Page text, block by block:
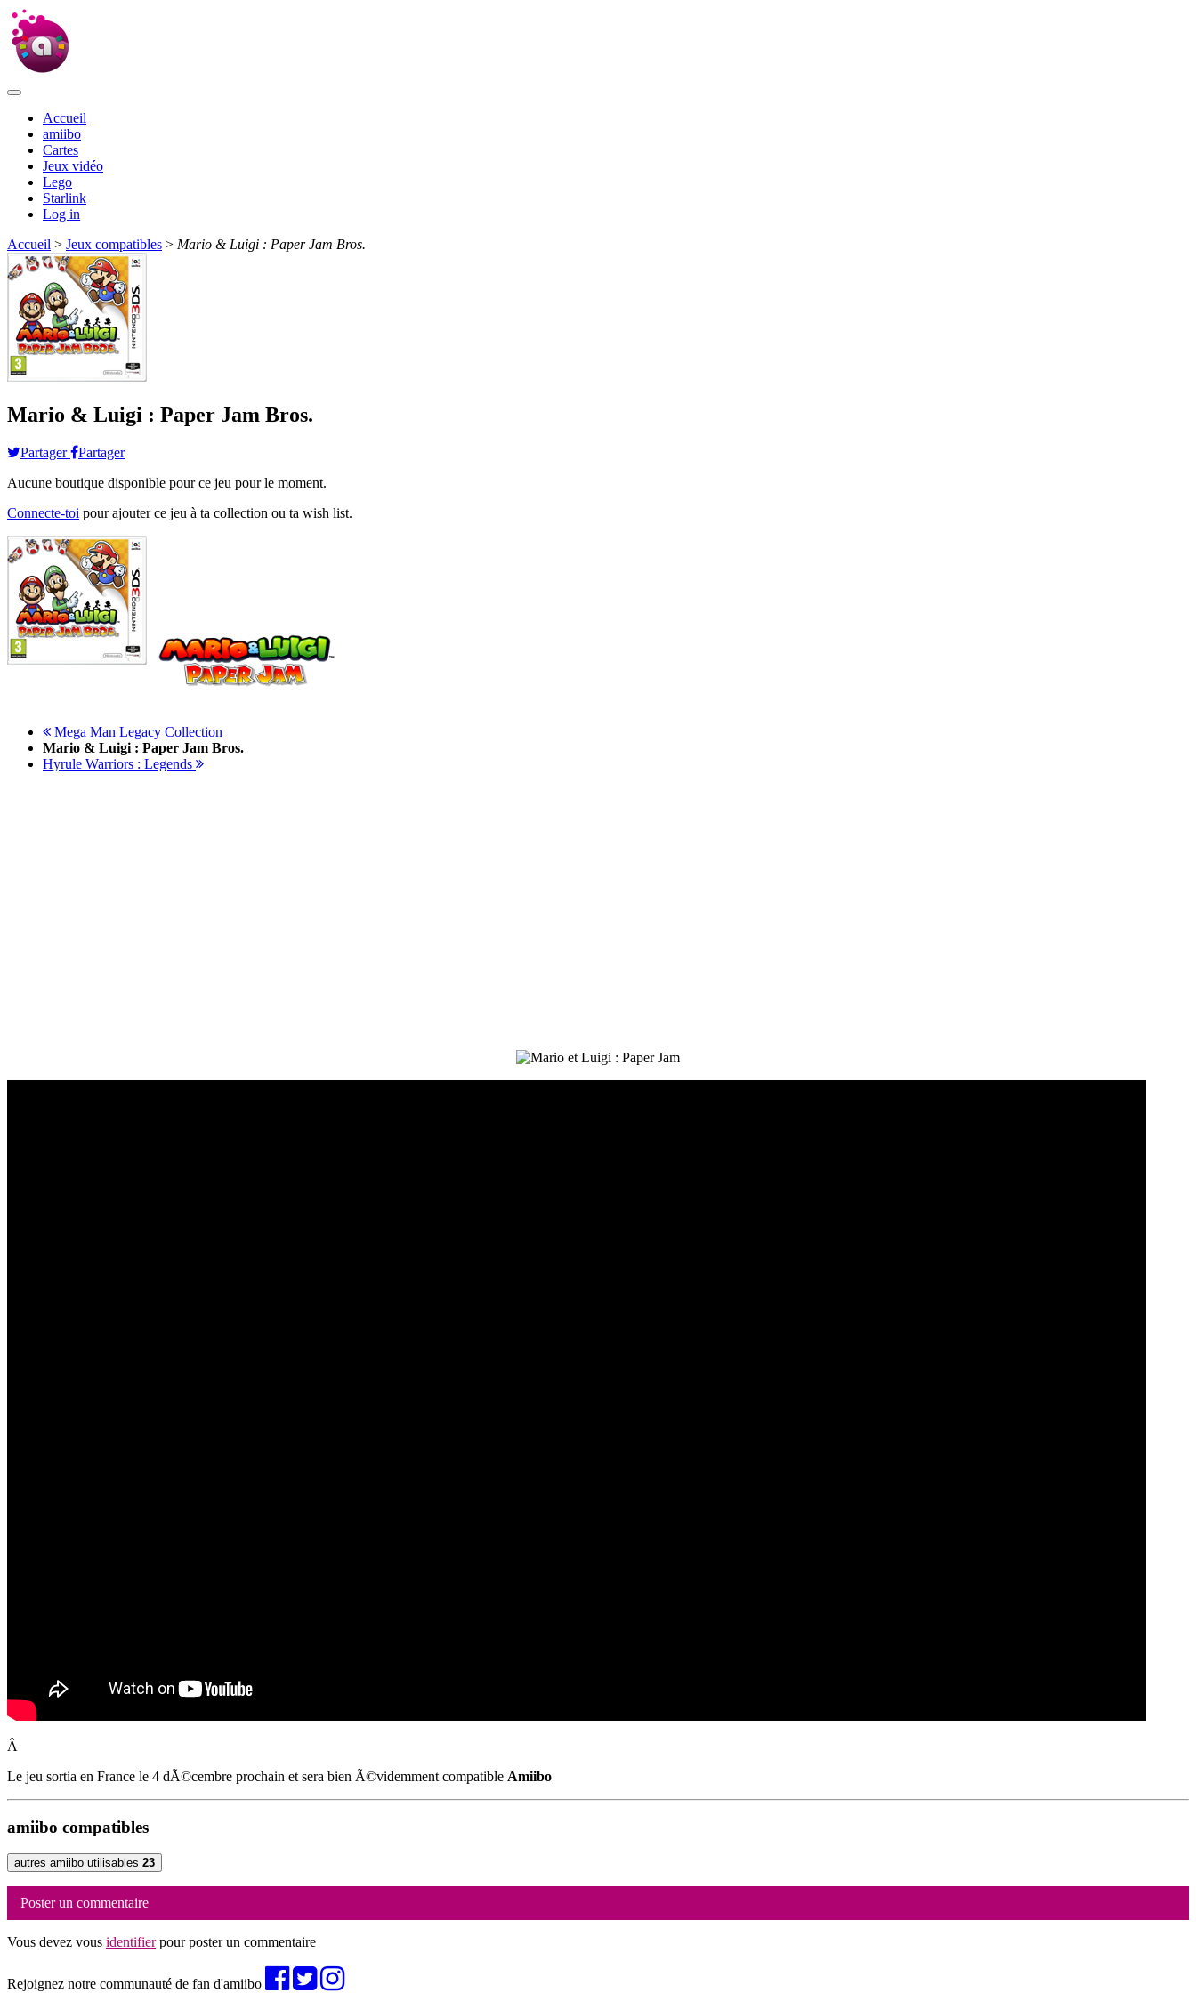
Accueil
amiibo
Cartes
Jeux vidéo
Lego
Starlink
Log in
Accueil > Jeux compatibles > Mario & Luigi : Paper Jam Bros.
Mario & Luigi : Paper Jam Bros.
Partager
Partager
Aucune boutique disponible pour ce jeu pour le moment.
Connecte-toi pour ajouter ce jeu à ta collection ou ta wish list.
Mega Man Legacy Collection
Mario & Luigi : Paper Jam Bros.
Hyrule Warriors : Legends
Â
Le jeu sortia en France le 4 dÃ©cembre prochain et sera bien Ã©videmment compatible Amiibo
amiibo compatibles
autres amiibo utilisables 23
Poster un commentaire
Vous devez vous identifierpour poster un commentaire
Rejoignez notre communauté de fan d'amiibo